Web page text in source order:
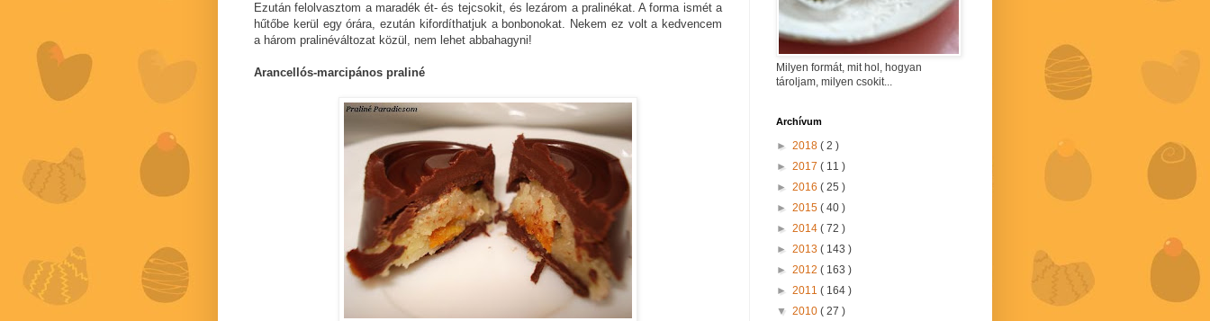
Ezután felolvasztom a maradék ét- és tejcsokit, és lezárom a pralinékat. A forma ismét a
hűtőbe kerül egy órára, ezután kifordíthatjuk a bonbonokat. Nekem ez volt a kedvencem
a három pralinéváltozat közül, nem lehet abbahagyni!
Arancellós-marcipános praliné
Milyen formát, mit hol, hogyan
tároljam, milyen csokit...
Archívum
► 2018 ( 2 )
► 2017 ( 11 )
► 2016 ( 25 )
► 2015 ( 40 )
► 2014 ( 72 )
► 2013 ( 143 )
► 2012 ( 163 )
► 2011 ( 164 )
▼ 2010 ( 27 )